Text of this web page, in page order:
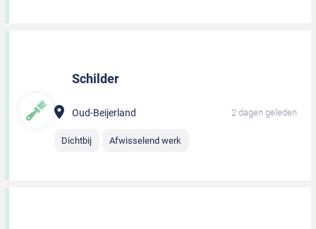
Schilder
Oud-Beijerland 2 dagen geleden
Dichtbij Afwisselend werk